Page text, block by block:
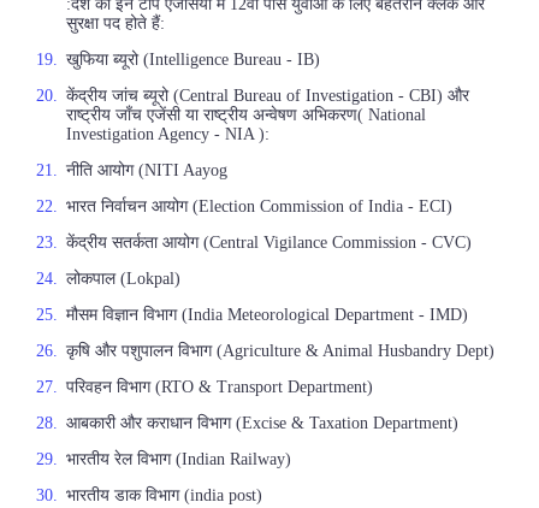
:देश की इन टॉप एजेंसियों में 12वीं पास युवाओं के लिए बेहतरीन क्लर्क और
सुरक्षा पद होते हैं:
खुफिया ब्यूरो (Intelligence Bureau - IB)
केंद्रीय जांच ब्यूरो (Central Bureau of Investigation - CBI) और
राष्ट्रीय जाँच एजेंसी या राष्ट्रीय अन्वेषण अभिकरण( National
Investigation Agency - NIA ):
नीति आयोग (NITI Aayog
भारत निर्वाचन आयोग (Election Commission of India - ECI)
केंद्रीय सतर्कता आयोग (Central Vigilance Commission - CVC)
लोकपाल (Lokpal)
मौसम विज्ञान विभाग (India Meteorological Department - IMD)
कृषि और पशुपालन विभाग (Agriculture & Animal Husbandry Dept)
परिवहन विभाग (RTO & Transport Department)
आबकारी और कराधान विभाग (Excise & Taxation Department)
भारतीय रेल विभाग (Indian Railway)
भारतीय डाक विभाग (india post)